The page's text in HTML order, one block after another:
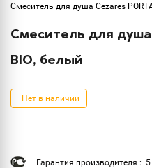
Смеситель для душа Cezares
Смеситель для душа
BIO, белый
Нет в наличии
Гарантия производителя : 5